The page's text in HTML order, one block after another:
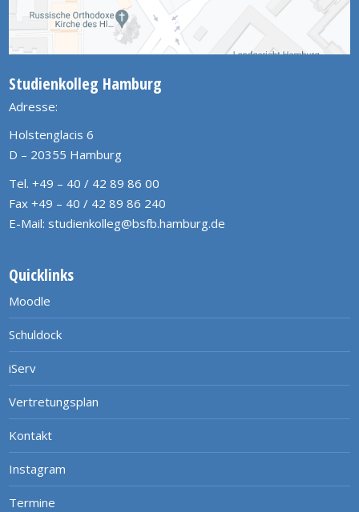
Studienkolleg Hamburg
Adresse:
Holstenglacis 6
D – 20355 Hamburg
Tel. +49 – 40 / 42 89 86 00
Fax +49 – 40 / 42 89 86 240
E-Mail: studienkolleg@bsfb.hamburg.de
Quicklinks
Moodle
Schuldock
iServ
Vertretungsplan
Kontakt
Instagram
Termine